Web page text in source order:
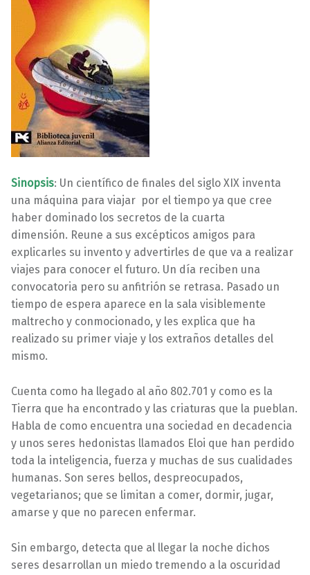
Sinopsis: Un científico de finales del siglo XIX inventa
una máquina para viajar por el tiempo ya que cree
haber dominado los secretos de la cuarta
dimensión. Reune a sus excépticos amigos para
explicarles su invento y advertirles de que va a realizar
viajes para conocer el futuro. Un día reciben una
convocatoria pero su anfitrión se retrasa. Pasado un
tiempo de espera aparece en la sala visiblemente
maltrecho y conmocionado, y les explica que ha
realizado su primer viaje y los extraños detalles del
mismo.
Cuenta como ha llegado al año 802.701 y como es la
Tierra que ha encontrado y las criaturas que la pueblan.
Habla de como encuentra una sociedad en decadencia
y unos seres hedonistas llamados Eloi que han perdido
toda la inteligencia, fuerza y muchas de sus cualidades
humanas. Son seres bellos, despreocupados,
vegetarianos; que se limitan a comer, dormir, jugar,
amarse y que no parecen enfermar.
Sin embargo, detecta que al llegar la noche dichos
seres desarrollan un miedo tremendo a la oscuridad